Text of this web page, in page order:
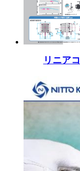
リニア